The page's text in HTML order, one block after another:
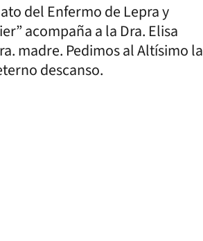
del Enfermo de Lepra y
acompaña a la Dra. Elisa
madre. Pedimos al Altísimo la
descanso.